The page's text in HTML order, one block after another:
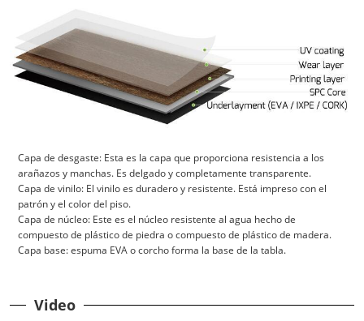
Capa de desgaste: Esta es la capa que proporciona resistencia a los
arañazos y manchas. Es delgado y completamente transparente.
Capa de vinilo: El vinilo es duradero y resistente. Está impreso con el
patrón y el color del piso.
Capa de núcleo: Este es el núcleo resistente al agua hecho de
compuesto de plástico de piedra o compuesto de plástico de madera.
Capa base: espuma EVA o corcho forma la base de la tabla.
Video